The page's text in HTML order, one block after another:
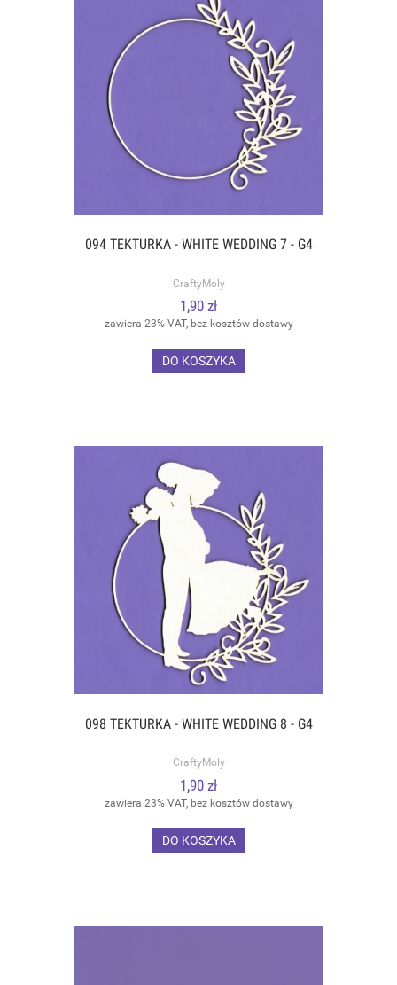
094 TEKTURKA - WHITE WEDDING 7 - G4
CraftyMoly
1,90 zł
zawiera 23% VAT, bez kosztów dostawy
DO KOSZYKA
098 TEKTURKA - WHITE WEDDING 8 - G4
CraftyMoly
1,90 zł
zawiera 23% VAT, bez kosztów dostawy
DO KOSZYKA